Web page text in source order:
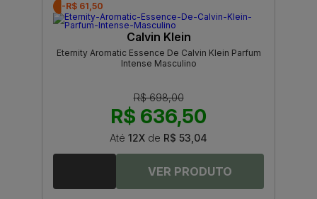
-R$ 61,50
Calvin Klein
Eternity Aromatic Essence De Calvin Klein Parfum
Intense Masculino
R$ 698,00
R$ 636,50
Até 12X de R$ 53,04